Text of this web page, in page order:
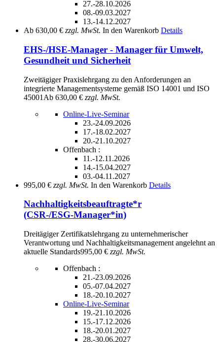
27.-28.10.2026
08.-09.03.2027
13.-14.12.2027
Ab 630,00 € zzgl. MwSt. In den Warenkorb Details
EHS-/HSE-Manager - Manager für Umwelt,
Gesundheit und Sicherheit
Zweitägiger Praxislehrgang zu den Anforderungen an
integrierte Managementsysteme gemäß ISO 14001 und ISO
45001 Ab 630,00 € zzgl. MwSt.
Online-Live-Seminar
23.-24.09.2026
17.-18.02.2027
20.-21.10.2027
Offenbach :
11.-12.11.2026
14.-15.04.2027
03.-04.11.2027
995,00 € zzgl. MwSt. In den Warenkorb Details
Nachhaltigkeitsbeauftragte*r
(CSR-/ESG-Manager*in)
Dreitägiger Zertifikatslehrgang zu unternehmerischer
Verantwortung und Nachhaltigkeitsmanagement angelehnt an
aktuelle Standards995,00 € zzgl. MwSt.
Offenbach :
21.-23.09.2026
05.-07.04.2027
18.-20.10.2027
Online-Live-Seminar
19.-21.10.2026
15.-17.12.2026
18.-20.01.2027
28.-30.06.2027